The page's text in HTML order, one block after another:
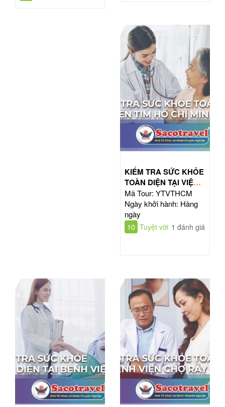
KIỂM TRA SỨC KHỎE
TOÀN DIỆN TẠI VIỆN
TIM HỒ CHÍ MINH
Mã Tour: YTVTHCM
Ngày khởi hành: Hàng
ngày
10 Tuyệt vời 1 đánh giá